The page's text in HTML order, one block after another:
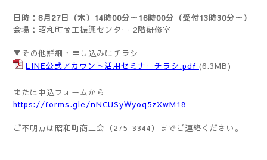
日時： 8月27日（木） 14時00分～16時00分（受付13時30分～）
会場： 昭和町商工振興センター 2階研修室
▼その他詳細・申し込みはチラシ
LINE公式アカウント活用セミナーチラシ.pdf (6.3MB)
または申込フォームから
https://forms.gle/nNCUSyWyoq5zXwM18
ご不明点は昭和町商工会（275-3344）までご連絡ください。